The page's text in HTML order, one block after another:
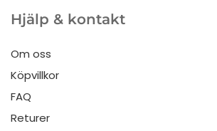
Hjälp & kontakt
Om oss
Köpvillkor
FAQ
Returer